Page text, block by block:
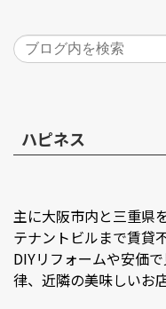
ハピネス
主に大阪市内と三重県
テナントビルまで賃貸
DIYリフォームや安価
律、近隣の美味しいお